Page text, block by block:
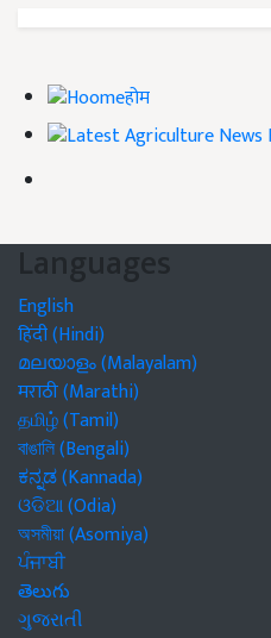
होम
Languages
English
हिंदी (Hindi)
മലയാളം (Malayalam)
मराठी (Marathi)
தமிழ் (Tamil)
বাঙালি (Bengali)
ಕನ್ನಡ (Kannada)
ଓଡିଆ (Odia)
অসমীয়া (Asomiya)
ਪੰਜਾਬੀ
తెలుగు
ગુજરાતી